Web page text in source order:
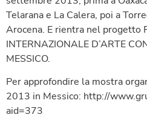
Telarana e La Calera, poi a
Arocena. E rientra nel progetto
INTERNAZIONALE D’ARTE
MESSICO.
Per approfondire la mostra
2013 in Messico: http://
aid=373